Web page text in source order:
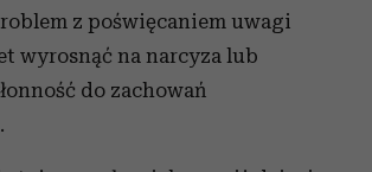
z poświęcaniem uwagi
wyrosnąć na narcyza lub
do zachowań